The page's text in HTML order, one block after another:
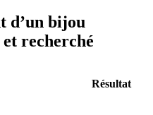
d’un bijou
recherché
Résultat